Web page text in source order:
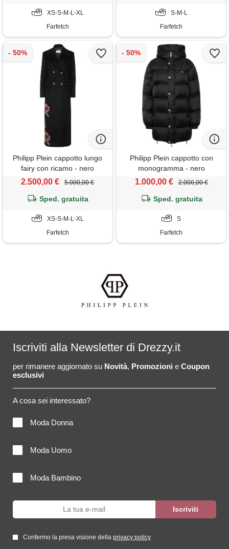
XS-S-M-L-XL
Farfetch
S-M-L
Farfetch
Philipp Plein cappotto lungo
fairy con ricamo - nero
2.500,00 € 5.000,00 €
Sped. gratuita
XS-S-M-L-XL
Farfetch
Philipp Plein cappotto con
monogramma - nero
1.000,00 € 2.000,00 €
Sped. gratuita
S
Farfetch
Iscriviti alla Newsletter di Drezzy.it
per rimanere aggiornato su Novità, Promozioni e Coupon
esclusivi
A cosa sei interessato?
Moda Donna
Moda Uomo
Moda Bambino
Confermo la presa visione della privacy policy